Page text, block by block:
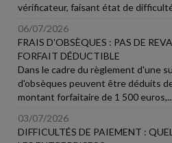
vérificateur, faisant état de
06/07/2026
FRAIS D'OBSÈQUES : PAS DE
FORFAIT DÉDUCTIBLE
Dans le cadre du règlement d'une
d'obsèques peuvent être déduits
montant forfaitaire de 1 500 euros,...
03/07/2026
DIFFICULTÉS DE PAIEMENT :